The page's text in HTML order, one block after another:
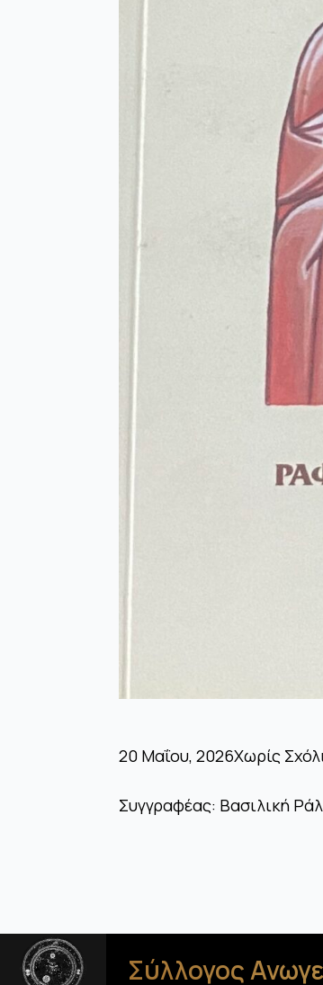
20 Μαΐου, 2026Χωρίς
Συγγραφέας: Βασιλική
Σύλλογος